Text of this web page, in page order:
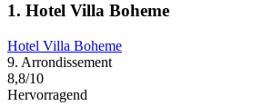
1. Hotel Villa Boheme
Hotel Villa Boheme
9. Arrondissement
8,8/10
Hervorragend